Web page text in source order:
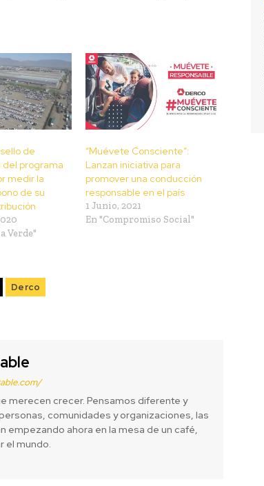
de
programa
medir la
de su
Verde"
“Muévete Consciente”:
Lanzan iniciativa para
promover una conducción
responsable en el país
1 Junio, 2021
En "Compromiso Social"
Derco
merecen crecer. Pensamos diferente y
comunidades y organizaciones, las
empezando ahora en la mesa de un café,
el mundo.